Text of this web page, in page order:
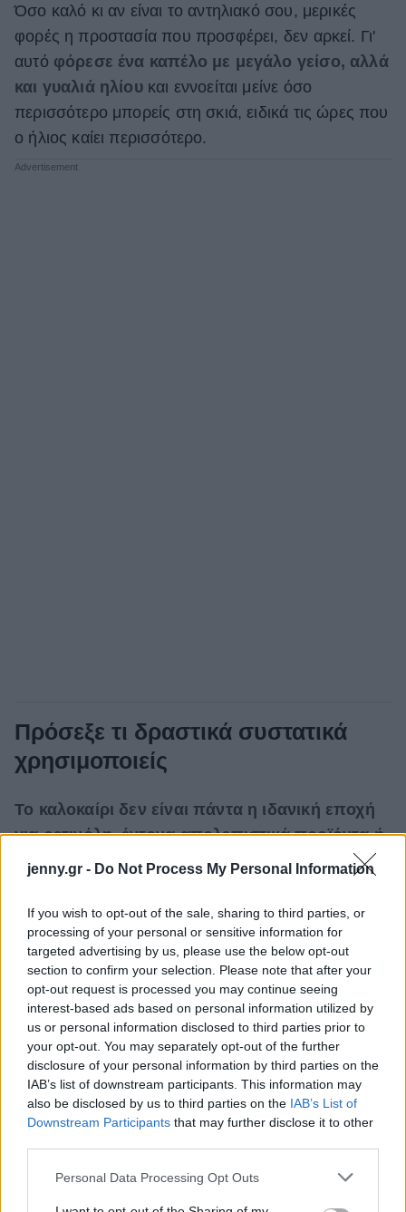
jenny.gr - Do Not Process My Personal Information
If you wish to opt-out of the sale, sharing to third parties, or
processing of your personal or sensitive information for
targeted advertising by us, please use the below opt-out
section to confirm your selection. Please note that after your
opt-out request is processed you may continue seeing
interest-based ads based on personal information utilized by
us or personal information disclosed to third parties prior to
your opt-out. You may separately opt-out of the further
disclosure of your personal information by third parties on the
IAB’s list of downstream participants. This information may
also be disclosed by us to third parties on the IAB’s List of
Downstream Participants that may further disclose it to other
Please note that this website/app uses one or more Google
Personal Data Processing Opt Outs
Όσο καλό κι αν είναι το αντηλιακό σου, μερικές
φορές η προστασία που προσφέρει, δεν αρκεί. Γι'
αυτό φόρεσε ένα καπέλο με μεγάλο γείσο, αλλά
και γυαλιά ηλίουκαι εννοείται μείνε όσο
περισσότερο μπορείς στη σκιά, ειδικά τις ώρες που
ο ήλιος καίει περισσότερο.
Πρόσεξε τι δραστικά συστατικά
χρησιμοποιείς
Το καλοκαίρι δεν είναι πάντα η ιδανική εποχή
για ρετινόλη, έντονα απολεπιστικά προϊόντα ή
ισχυρά οξέα
, ειδικά αν εκτίθεσαι συχνά στον ήλιο.
απαραίτητα, αλλά ότι χρειάζεται σωστή
καθοδήγηση και ακόμη μεγαλύτερη συνέπεια στην
αντηλιακή προστασία. Η συμβουλή μας; Από το να
ρισκάρεις να βγάλεις πανάδες, υιοθέτησε μια πιο
ήπια skincare ρουτίνα μέχρι να περάσουν οι μήνες
με την πιο έντονη ηλιοφάνεια.